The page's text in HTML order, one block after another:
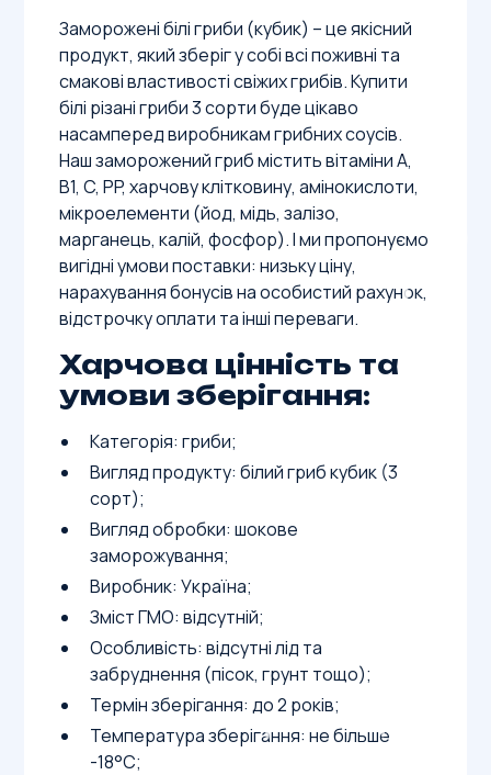
Заморожені білі гриби (кубик) – це якісний
продукт, який зберіг у собі всі поживні та
смакові властивості свіжих грибів. Купити
білі різані гриби 3 сорти буде цікаво
насамперед виробникам грибних соусів.
Наш заморожений гриб містить вітаміни A,
B1, C, PP, харчову клітковину, амінокислоти,
мікроелементи (йод, мідь, залізо,
марганець, калій, фосфор). І ми пропонуємо
вигідні умови поставки: низьку ціну,
нарахування бонусів на особистий рахунок,
відстрочку оплати та інші переваги.
Харчова цінність та
умови зберігання:
Категорія: гриби;
Вигляд продукту: білий гриб кубик (3
сорт);
Вигляд обробки: шокове
заморожування;
Виробник: Україна;
Зміст ГМО: відсутній;
Особливість: відсутні лід та
забруднення (пісок, грунт тощо);
Термін зберігання: до 2 років;
Температура зберігання: не більше
-18°С;